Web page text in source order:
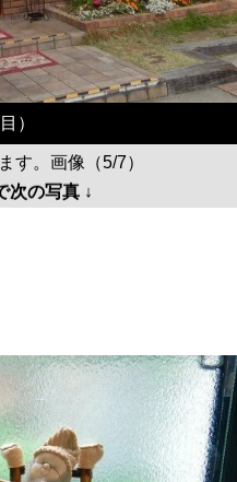
）
す。画像（5/7）
次の写真 ↓